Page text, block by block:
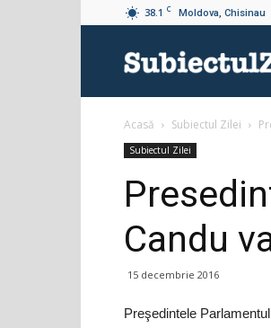
38.1 C Moldova, Chisinau
Acasă Subiectul Zilei
Subiectul Zilei
Candu
15 decembrie 2016
Preşedintele